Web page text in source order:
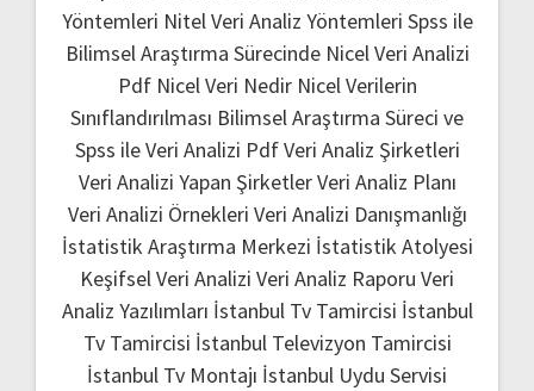
Yöntemleri Nitel Veri Analiz Yöntemleri Spss ile
Bilimsel Araştırma Sürecinde Nicel Veri Analizi
Pdf Nicel Veri Nedir Nicel Verilerin
Sınıflandırılması Bilimsel Araştırma Süreci ve
Spss ile Veri Analizi PdfVeri Analiz Şirketleri
Veri Analizi Yapan ŞirketlerVeri Analiz Planı
Veri Analizi Örnekleri Veri Analizi Danışmanlığı
İstatistik Araştırma Merkezi İstatistik Atolyesi
Keşifsel Veri Analizi Veri Analiz Raporu Veri
Analiz Yazılımları İstanbul Tv Tamircisi İstanbul
Tv Tamircisi İstanbul Televizyon Tamircisi
İstanbul Tv Montajı İstanbul Uydu Servisi